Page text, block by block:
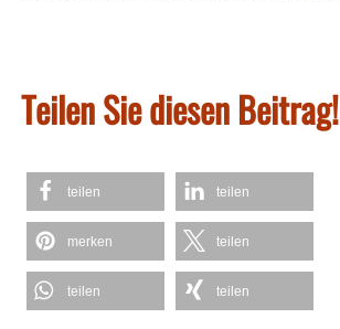
Teilen Sie diesen Beitrag!
teilen teilen
merken teilen
teilen teilen